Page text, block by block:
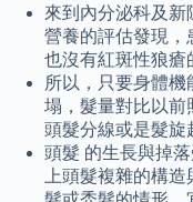
來到內分泌科及新
營養的評估發現，
也沒有紅斑性狼瘡
所以，只要身體
塌，髮量對比以前
頭髮分線或是髮
頭髮 的生長與掉
上頭髮複雜的構